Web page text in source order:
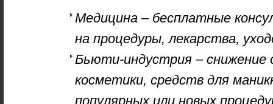
Медицина – бесплатные
на процедуры, лекарства,
Бьюти-индустрия –
косметики, средств для
популярных или новых